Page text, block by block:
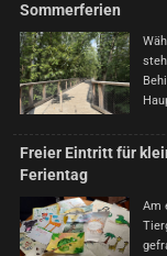
Sommerferien
Freier Eintritt für
Ferientag
Am